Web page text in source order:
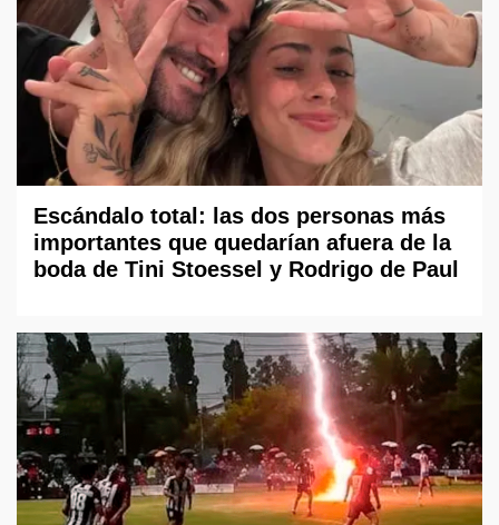
Escándalo total: las dos personas más
importantes que quedarían afuera de la
boda de Tini Stoessel y Rodrigo de Paul